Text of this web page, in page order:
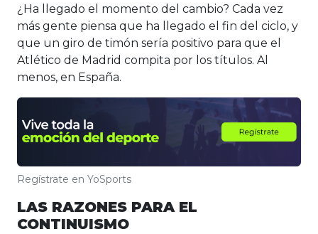
¿Ha llegado el momento del cambio? Cada vez
más gente piensa que ha llegado el fin del ciclo, y
que un giro de timón sería positivo para que el
Atlético de Madrid compita por los títulos. Al
menos, en España.
Regístrate en YoSports
LAS RAZONES PARA EL
CONTINUISMO